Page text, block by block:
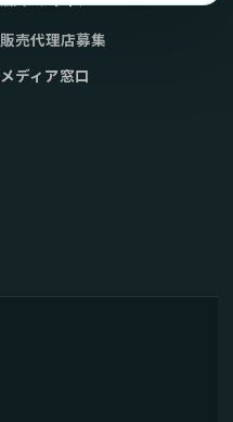
販売代理店募集
メディア窓口